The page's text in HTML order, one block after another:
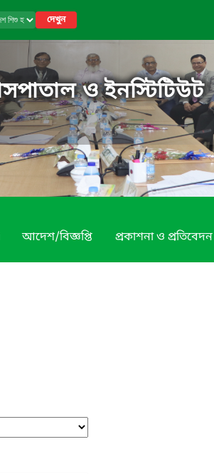
দেখুন
ও ইনস্টিটিউট
আদেশ/বিজ্ঞপ্তি প্রকাশনা ও প্রতিবেদন